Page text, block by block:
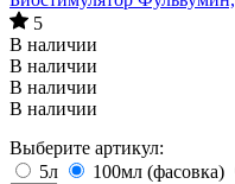
5
В наличии
В наличии
В наличии
В наличии
Выберите артикул:
5л
100мл (фасовка)